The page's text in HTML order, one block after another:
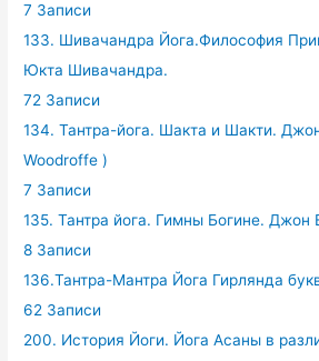
7 Записи
133. Шивачандра Йога.Философия
Юкта Шивачандра.
72 Записи
134. Тантра-йога. Шакта и Шакти.
Woodroffe )
7 Записи
135. Тантра йога. Гимны Богине. Джон
8 Записи
136.Тантра-Мантра Йога Гирлянда
62 Записи
200. История Йоги. Йога Асаны в